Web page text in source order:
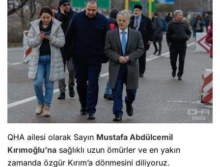
QHA ailesi olarak Sayın Mustafa Abdülcemil
Kırımoğlu’na sağlıklı uzun ömürler ve en yakın
zamanda özgür Kırım’a dönmesini diliyoruz.